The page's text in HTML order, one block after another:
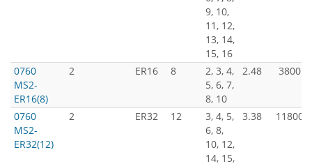
9, 10,
11, 12,
13, 14,
15, 16
0760
MS2-
ER16(8)
2 ER16 8
2, 3, 4,
5, 6, 7,
8, 10
2.48 3800
0760
MS2-
ER32(12)
2 ER32 12
3, 4, 5,
6, 8,
10, 12,
14, 15,
3.38 11800